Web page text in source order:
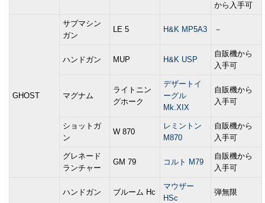
から入手可
GHOST
サブマシン
ガン
LE 5 H&K MP5A3 －
ハンドガン MUP H&K USP
自販機から
入手可
マグナム
ライトニン
グホーク
デザートイ
ーグル
Mk.XIX
自販機から
入手可
ショットガ
ン
W 870
レミントン
M870
自販機から
入手可
グレネード
ランチャー
GM 79 コルト M79
自販機から
入手可
ハンドガン ブルーム Hc
マウザー
HSc
弾無限